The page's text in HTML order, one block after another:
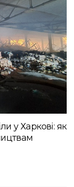
у Харкові: як